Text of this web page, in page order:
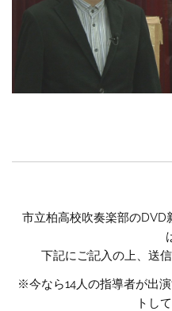
市立柏高校吹奏楽部のDVD
下記にご記入の上、送
※今なら14人の指導者が出
トし